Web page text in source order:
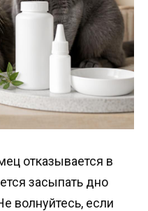
отказывается в
засыпать дно
волнуйтесь, если